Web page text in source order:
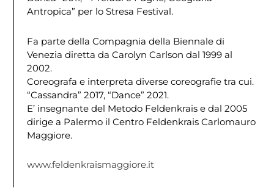
Antropica” per lo Stresa Festival.
Fa parte della Compagnia della Biennale di
Venezia diretta da Carolyn Carlson dal 1999 al
2002.
Coreografa e interpreta diverse coreografie tra cui.
“Cassandra” 2017, “Dance” 2021.
E’ insegnante del Metodo Feldenkrais e dal 2005
dirige a Palermo il Centro Feldenkrais Carlomauro
Maggiore.
www.feldenkraismaggiore.it